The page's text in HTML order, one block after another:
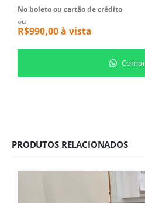
No boleto ou cartão de crédito
ou
R$990,00à vista
PRODUTOS RELACIONADOS